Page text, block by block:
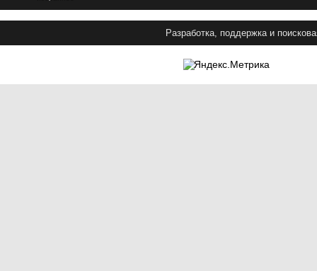
Разработка, поддержка и